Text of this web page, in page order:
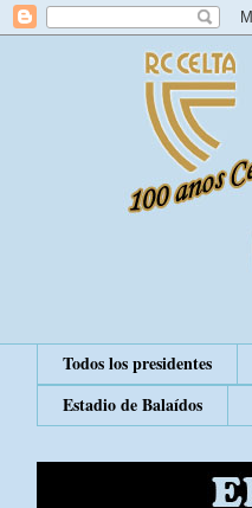
Todos los presidentes
Estadio de Balaídos